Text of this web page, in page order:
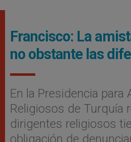
Francisco: La
no obstante las
En la Presidencia para
Religiosos de Turquía
dirigentes religiosos
obligación de